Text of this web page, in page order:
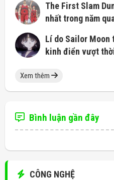
The First Slam
nhất trong năm
Lí do Sailor Moon
kinh điển vượt
Xem thêm
Bình luận gần đây
CÔNG NGHỆ